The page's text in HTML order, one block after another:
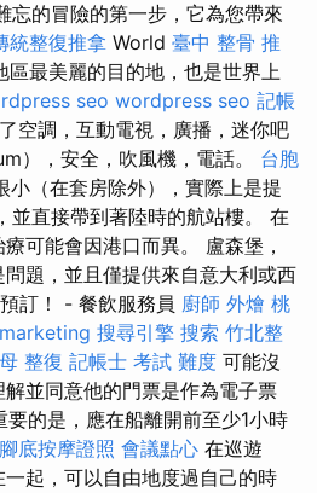
忘的冒險的第一步，它為您帶來
統整復推拿 World 臺中 整骨 推
最美麗的目的地，也是世界上
seo wordpress seo 記帳
空調，互動電視，廣播，迷你吧
），安全，吹風機，電話。 台胞
小（在套房除外），實際上是提
並直接帶到著陸時的航站樓。 在
可能會因港口而異。 盧森堡，
題，並且僅提供來自意大利或西
訂！ - 餐飲服務員 廚師 外燴 桃
搜尋引擎 搜索 竹北整
整復 記帳士 考試 難度 可能沒
並同意他的門票是作為電子票
要的是，應在船離開前至少1小時
腳底按摩證照 會議點心 在巡遊
起，可以自由地度過自己的時